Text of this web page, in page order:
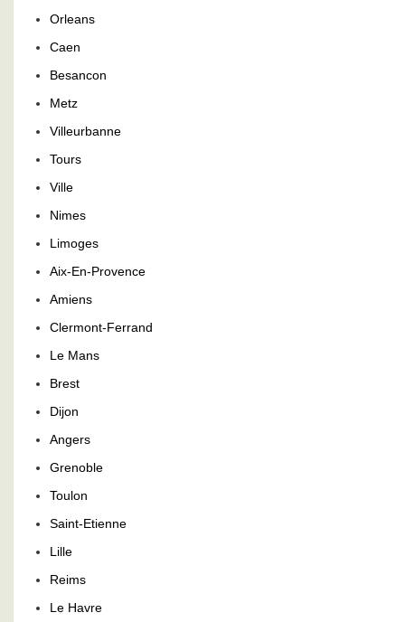
Orleans
Caen
Besancon
Metz
Villeurbanne
Tours
Ville
Nimes
Limoges
Aix-En-Provence
Amiens
Clermont-Ferrand
Le Mans
Brest
Dijon
Angers
Grenoble
Toulon
Saint-Etienne
Lille
Reims
Le Havre